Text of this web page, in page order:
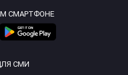
СМАРТФОНЕ
СМИ